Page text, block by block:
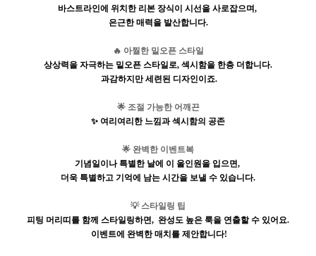
바스트라인에 위치한 리본 장식이 시선을 사로잡으며,
은근한 매력을 발산합니다.
🔥 아찔한 밑오픈 스타일
상상력을 자극하는 밑오픈 스타일로, 섹시함을 한층 더합니다.
과감하지만 세련된 디자인이죠.
🌟 조절 가능한 어깨끈
✨ 여리여리한 느낌과 섹시함의 공존
🌟 완벽한 이벤트복
기념일이나 특별한 날에 이 올인원을 입으면,
더욱 특별하고 기억에 남는 시간을 보낼 수 있습니다.
💡 스타일링 팁
피팅 머리띠를 함께 스타일링하면, 완성도 높은 룩을 연출할 수 있어요.
이벤트에 완벽한 매치를 제안합니다!